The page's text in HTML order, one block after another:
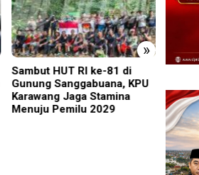
»
Sambut HUT RI ke-81 di
Gunung Sanggabuana, KPU
Karawang Jaga Stamina
Menuju Pemilu 2029